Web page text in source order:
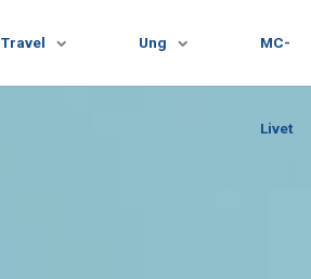
Travel Ung MC-
Livet